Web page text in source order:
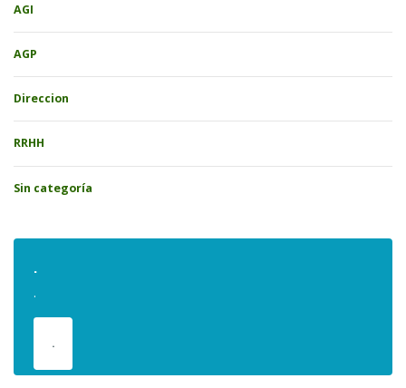
AGI
AGP
Direccion
RRHH
Sin categoría
.
.
.